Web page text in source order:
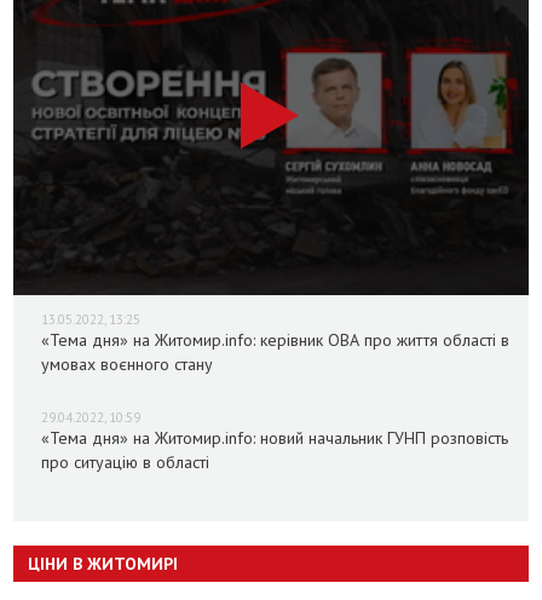
13.05.2022, 13:25
«Тема дня» на Житомир.info: керівник ОВА про життя області в
умовах воєнного стану
29.04.2022, 10:59
«Тема дня» на Житомир.info: новий начальник ГУНП розповість
про ситуацію в області
ЦІНИ В ЖИТОМИРІ